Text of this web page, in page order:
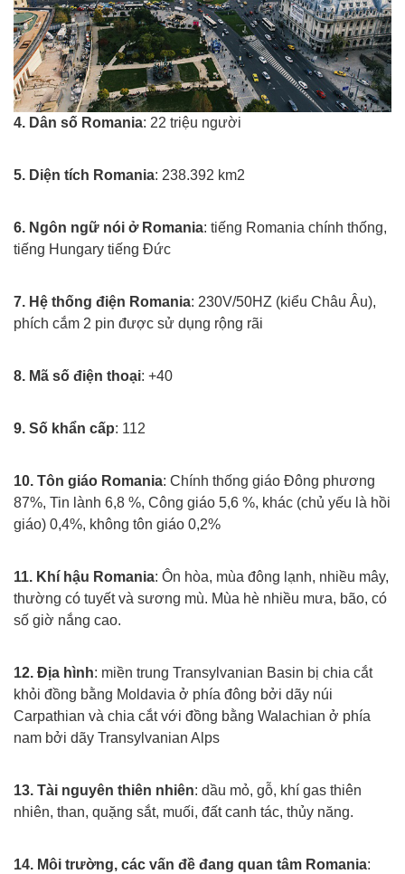
4. Dân số Romania: 22 triệu người
5. Diện tích Romania: 238.392 km2
6. Ngôn ngữ nói ở Romania: tiếng Romania chính thống,
tiếng Hungary tiếng Đức
7. Hệ thống điện Romania: 230V/50HZ (kiểu Châu Âu),
phích cắm 2 pin được sử dụng rộng rãi
8. Mã số điện thoại: +40
9. Số khẩn cấp: 112
10. Tôn giáo Romania: Chính thống giáo Đông phương
87%, Tin lành 6,8 %, Công giáo 5,6 %, khác (chủ yếu là hồi
giáo) 0,4%, không tôn giáo 0,2%
11. Khí hậu Romania: Ôn hòa, mùa đông lạnh, nhiều mây,
thường có tuyết và sương mù. Mùa hè nhiều mưa, bão, có
số giờ nắng cao.
12. Địa hình: miền trung Transylvanian Basin bị chia cắt
khỏi đồng bằng Moldavia ở phía đông bởi dãy núi
Carpathian và chia cắt với đồng bằng Walachian ở phía
nam bởi dãy Transylvanian Alps
13. Tài nguyên thiên nhiên: dầu mỏ, gỗ, khí gas thiên
nhiên, than, quặng sắt, muối, đất canh tác, thủy năng.
14. Môi trường, các vấn đề đang quan tâm Romania: